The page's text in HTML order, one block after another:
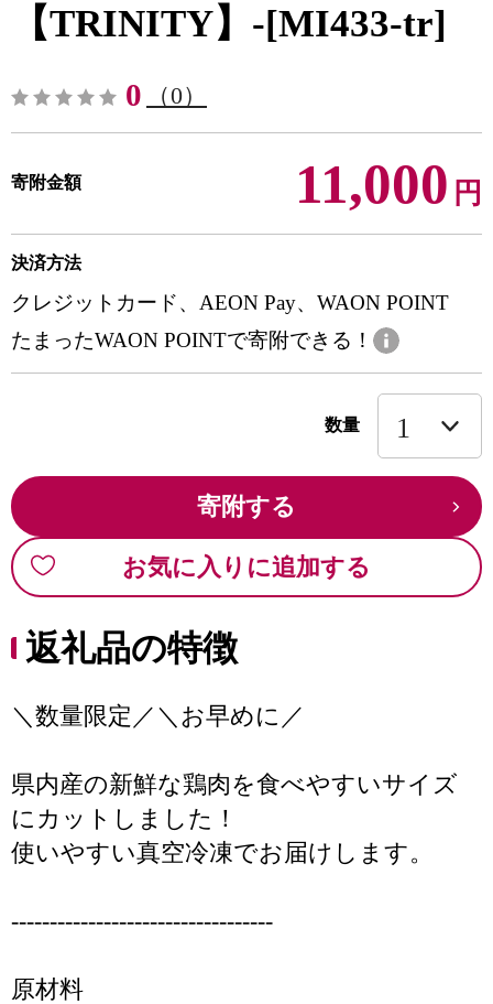
【TRINITY】-[MI433-tr]
0 （0）
寄附金額 11,000 円
決済方法
クレジットカード、AEON Pay、WAON POINT
たまったWAON POINTで寄附できる！
数量
寄附する
お気に入りに追加する
返礼品の特徴
＼数量限定／＼お早めに／
県内産の新鮮な鶏肉を食べやすいサイズ
にカットしました！
使いやすい真空冷凍でお届けします。
----------------------------------
原材料